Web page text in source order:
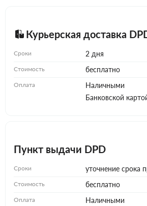
Курьерская доставка
Сроки 2 дня
Стоимость бесплатно
Оплата
Наличными
Банковской
Пункт выдачи DPD
Сроки уточнение срока
Стоимость бесплатно
Оплата
Наличными